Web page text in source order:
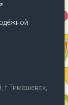
г.Тимашевск,